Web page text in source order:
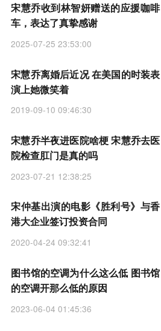
宋慧乔收到林智妍赠送的应援咖啡
车，表达了真挚感谢
2025-07-25 23:53:00
宋慧乔离婚后近况 在美国的时装表
演上她微笑着
2019-09-10 09:46:30
宋慧乔半夜进医院啥梗 宋慧乔去医
院检查肛门是真的吗
2023-07-21 12:38:25
宋仲基出演的电影《胜利号》与香
港大企业签订投资合同
2020-04-24 09:32:41
图书馆的空调为什么这么低 图书馆
的空调开那么低的原因
2023-06-04 01:45:36